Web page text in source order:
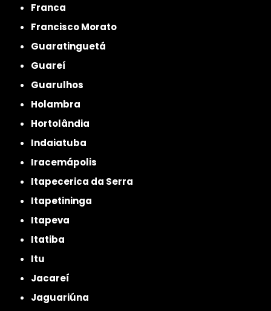
Franca
Francisco Morato
Guaratinguetá
Guareí
Guarulhos
Holambra
Hortolândia
Indaiatuba
Iracemápolis
Itapecerica da Serra
Itapetininga
Itapeva
Itatiba
Itu
Jacareí
Jaguariúna